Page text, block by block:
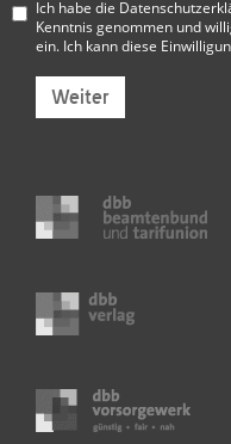
Ich habe die
Kenntnis genommen und
ein. Ich kann diese
Weiter